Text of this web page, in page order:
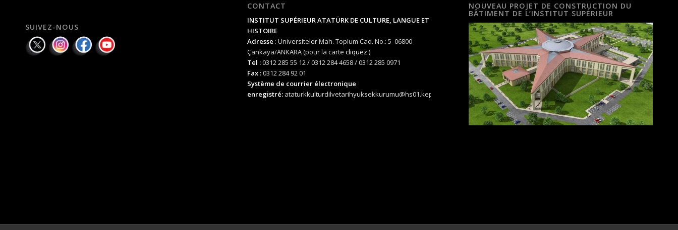
SUIVEZ-NOUS
CONTACT
INSTITUT SUPÉRIEUR ATATÜRK DE CULTURE, LANGUE ET
HISTOIRE
Adresse : Üniversiteler Mah. Toplum Cad. No.: 5 06800
Çankaya/ANKARA (pour la carte cliquez.)
Tel :0312 285 55 12 / 0312 284 4658 / 0312 285 0971
Fax :0312 284 92 01
Système de courrier électronique
enregistré: ataturkkulturdilvetarihyuksekkurumu@hs01.kep.tr
NOUVEAU PROJET DE CONSTRUCTION DU
BÂTIMENT DE L’INSTITUT SUPÉRIEUR